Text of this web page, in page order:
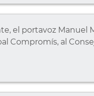
el portavoz Manuel
Compromís, al